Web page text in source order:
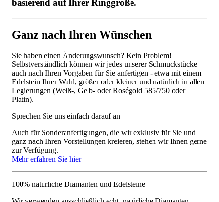
basierend auf Ihrer Ringgröße.
Ganz nach Ihren Wünschen
Sie haben einen Änderungswunsch? Kein Problem!
Selbstverständlich können wir jedes unserer Schmuckstücke
auch nach Ihren Vorgaben für Sie anfertigen - etwa mit einem
Edelstein Ihrer Wahl, größer oder kleiner und natürlich in allen
Legierungen (Weiß-, Gelb- oder Roségold 585/750 oder
Platin).
Sprechen Sie uns einfach darauf an
Auch für Sonderanfertigungen, die wir exklusiv für Sie und
ganz nach Ihren Vorstellungen kreieren, stehen wir Ihnen gerne
zur Verfügung.
Mehr erfahren Sie hier
100% natürliche Diamanten und Edelsteine